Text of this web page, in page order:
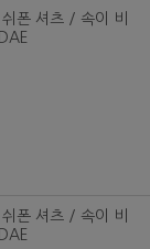
폰 셔츠 / 속이 비
폰 셔츠 / 속이 비